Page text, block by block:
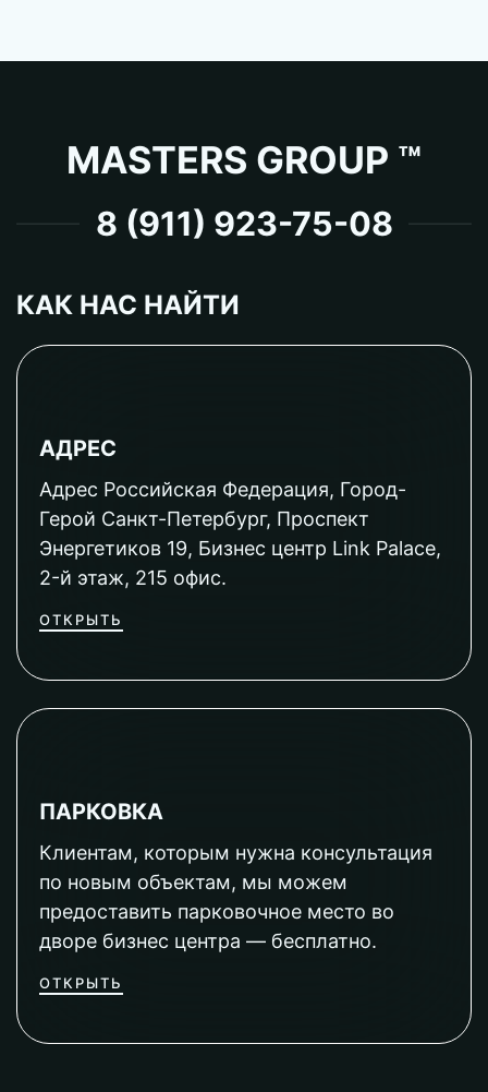
MASTERS GROUP ™
8 (911) 923-75-08
КАК НАС НАЙТИ
АДРЕС
Адрес Российская Федерация, Город-
Герой Санкт-Петербург, Проспект
Энергетиков 19, Бизнес центр Link Palace,
2-й этаж, 215 офис.
ОТКРЫТЬ
ПАРКОВКА
Клиентам, которым нужна консультация
по новым объектам, мы можем
предоставить парковочное место во
дворе бизнес центра — бесплатно.
ОТКРЫТЬ